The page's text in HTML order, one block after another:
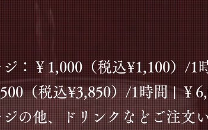
ジ：￥1,000（税込¥1,100）/1
（税込¥3,850）/1時間 | ￥
の他、ドリンクなどご注文